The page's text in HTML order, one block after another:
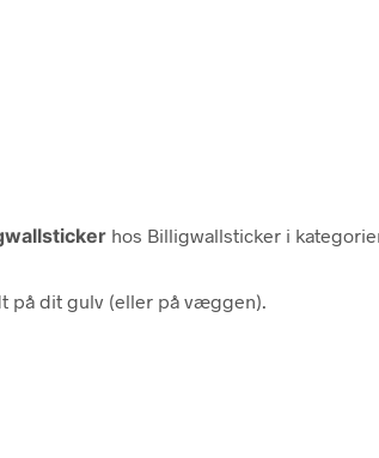
hos Billigwallsticker i
på dit gulv (eller på væggen).